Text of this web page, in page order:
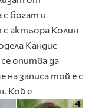
с богат и
актьора Колин
Кандис
опитва да
на записа той е с
Кой е